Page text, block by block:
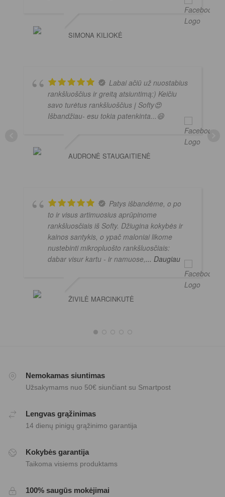
SIMONA KILIOKĖ
Labai ačiū už nuostabius
rankšluoščius ir greitą atsiuntimą:) Keičiu
savo turėtus rankšluoščius į Softy😍
Išbandžiau- esu tokia patenkinta...😄
AUDRONĖ STAUGAITIENĖ
Patys išbandėme, o po
to ir visus artimuosius aprūpinome
rankšluosčiais iš Softy. Džiugina kokybės ir
kainos santykis, o ypač maloniai likome
nustebinti mikropluošto rankšluosčiais:
dabar visur kartu - ir namuose,... Daugiau
ŽIVILĖ MARCINKUTĖ
Nemokamas siuntimas
Užsakymams nuo 50€ siunčiant su Smartpost
Lengvas grąžinimas
14 dienų pinigų grąžinimo garantija
Kokybės garantija
Taikoma visiems produktams
100% saugūs mokėjimai